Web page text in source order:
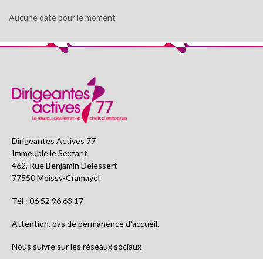
Aucune date pour le moment
Dirigeantes Actives 77
Immeuble le Sextant
462, Rue Benjamin Delessert
77550 Moissy-Cramayel
Tél : 06 52 96 63 17
Attention, pas de permanence d'accueil.
Nous suivre sur les réseaux sociaux